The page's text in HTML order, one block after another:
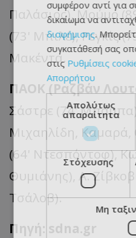
Παλάσιος), Μούμο
(73' Μπιλέ), Ρεγκίς
Μακέντα.
ΠΑΟΚ (Ραζβάν
Σάστρε (74'
Μιχαηλίδη,
(64' Ντεσπόντοφ),
Θυμιάνης), Α.
Τσάλοβ).
Πηγή: sdna.gr
συμφέρον αντί για
δικαίωμα να
διαφήμισης.
συγκατάθεσή σας
στις Ρυθμίσεις
Απορρήτου
Απολύτως
απαραίτητα
Στόχευσης
Μη